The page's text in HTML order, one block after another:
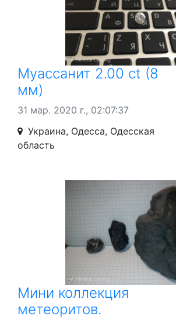
Муассанит 2.00 ct (8
мм)
31 мар. 2020 г., 02:07:37
Украина, Одесса, Одесская
область
Мини коллекция
метеоритов.